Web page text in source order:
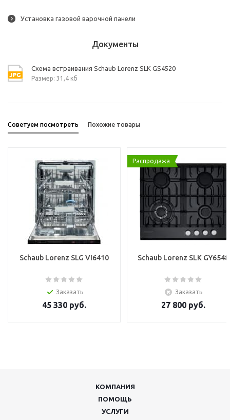
Установка газовой варочной панели
Документы
Схема встраивания Schaub Lorenz SLK GS4520
Размер: 31,4 кб
Советуем посмотреть Похожие товары
Schaub Lorenz SLG VI6410
Заказать
45 330 руб.
Распродажа
Schaub Lorenz SLK GY6548
Заказать
27 800 руб.
КОМПАНИЯ
ПОМОЩЬ
УСЛУГИ